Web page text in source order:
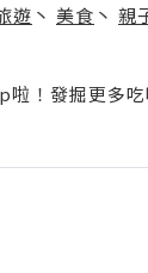
遊 丶 美食 丶 親
！發掘更多吃